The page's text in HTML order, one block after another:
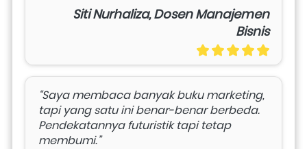
Siti Nurhaliza, Dosen Manajemen
Bisnis
“Saya membaca banyak buku marketing,
tapi yang satu ini benar-benar berbeda.
Pendekatannya futuristik tapi tetap
membumi.”